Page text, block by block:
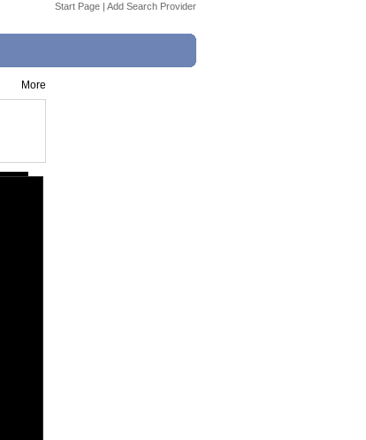
Start Page | Add Search Provider
More